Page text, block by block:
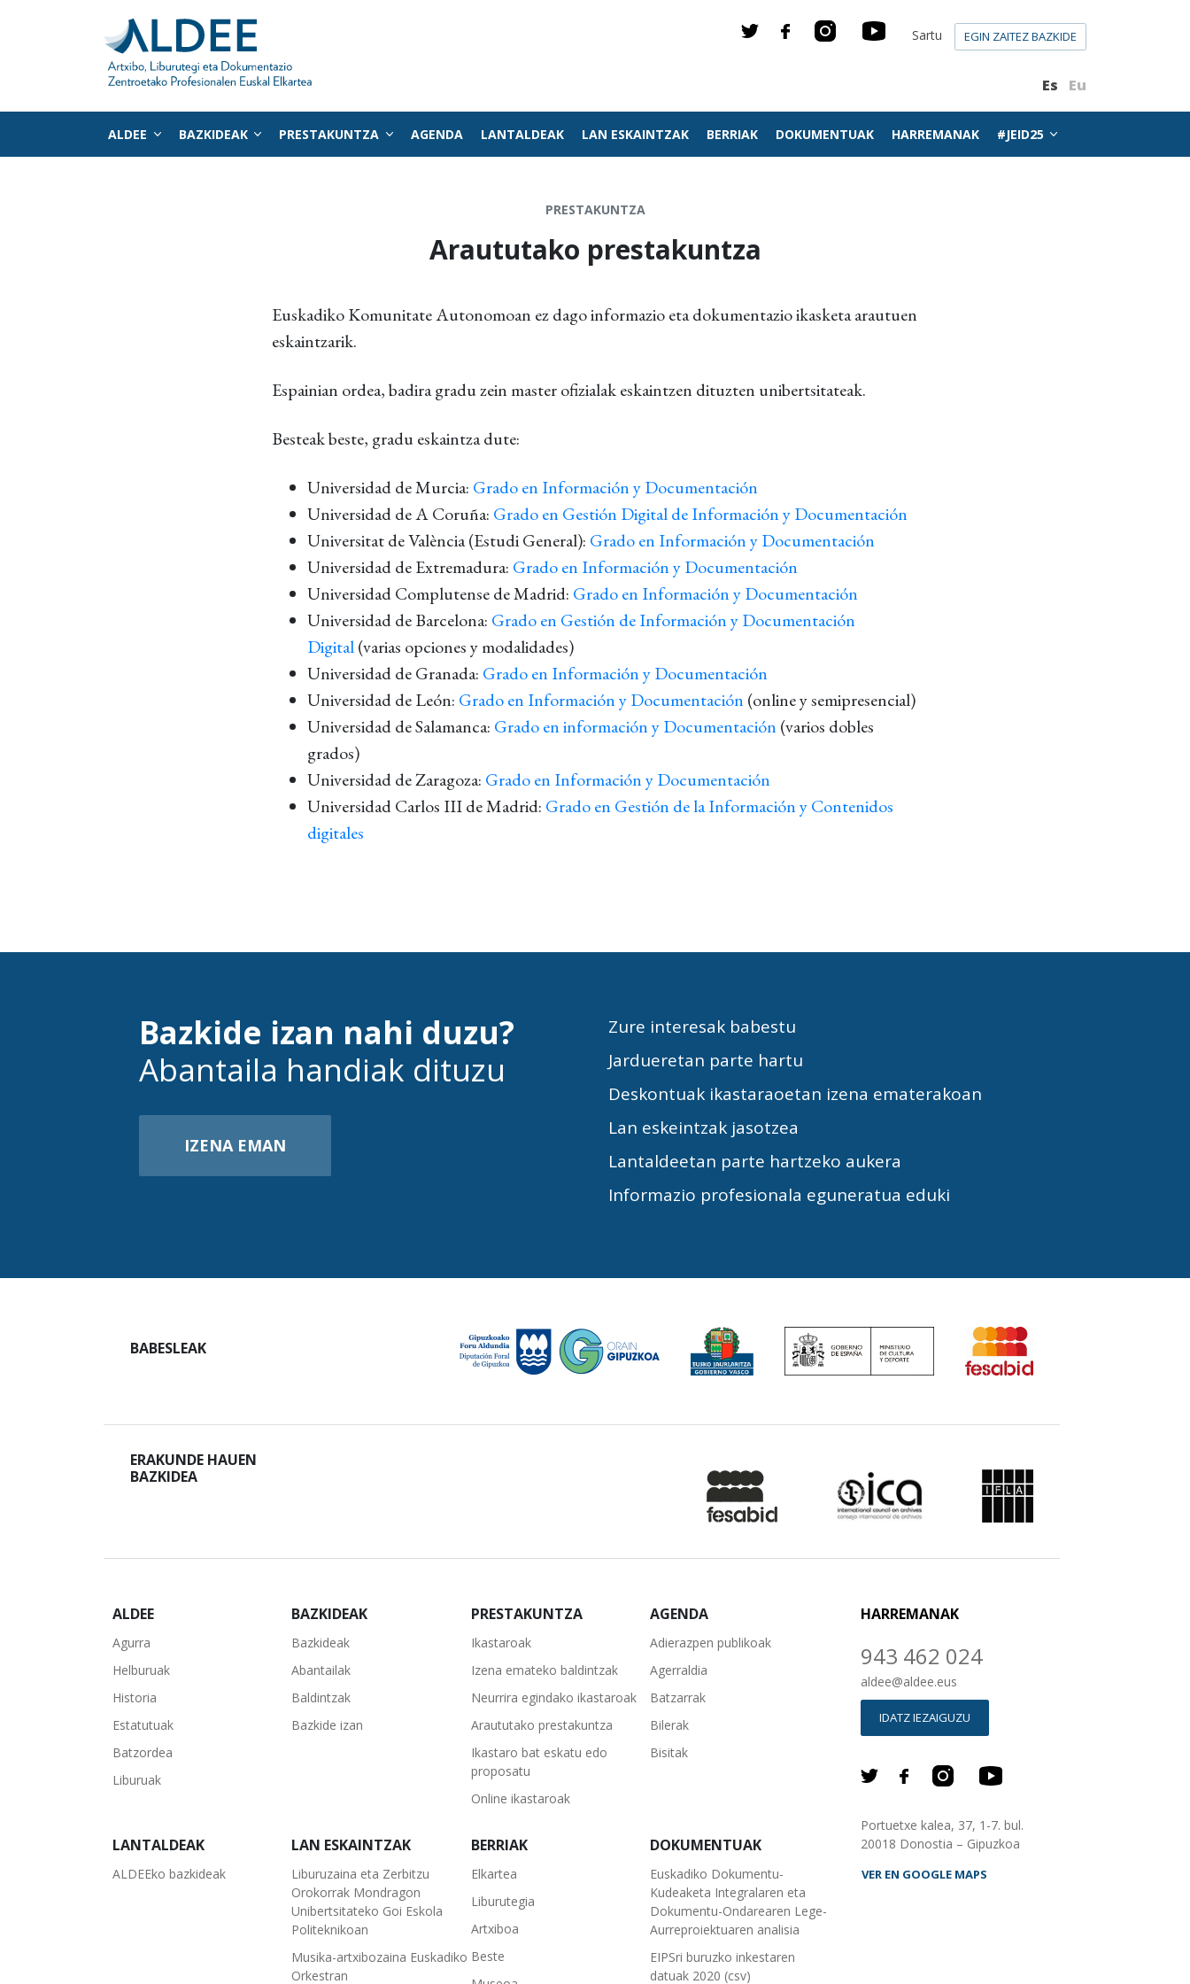
Es Eu
Sartu EGIN ZAITEZ BAZKIDE
ALDEE BAZKIDEAK PRESTAKUNTZA AGENDA LANTALDEAK LAN ESKAINTZAK BERRIAK DOKUMENTUAK HARREMANAK #JEID25
PRESTAKUNTZA
Araututako prestakuntza
Euskadiko Komunitate Autonomoan ez dago informazio eta dokumentazio ikasketa arautuen
eskaintzarik.
Espainian ordea, badira gradu zein master ofizialak eskaintzen dituzten unibertsitateak.
Besteak beste, gradu eskaintza dute:
Universidad de Murcia: Grado en Información y Documentación
Universidad de A Coruña: Grado en Gestión Digital de Información y Documentación
Universitat de València (Estudi General): Grado en Información y Documentación
Universidad de Extremadura: Grado en Información y Documentación
Universidad Complutense de Madrid: Grado en Información y Documentación
Universidad de Barcelona: Grado en Gestión de Información y Documentación
Digital(varias opciones y modalidades)
Universidad de Granada: Grado en Información y Documentación
Universidad de León: Grado en Información y Documentación (online y semipresencial)
Universidad de Salamanca: Grado en información y Documentación (varios dobles
grados)
Universidad de Zaragoza: Grado en Información y Documentación
Universidad Carlos III de Madrid: Grado en Gestión de la Información y Contenidos
digitales
Bazkide izan nahi duzu?
Abantaila handiak dituzu
IZENA EMAN
Zure interesak babestu
Jardueretan parte hartu
Deskontuak ikastaraoetan izena ematerakoan
Lan eskeintzak jasotzea
Lantaldeetan parte hartzeko aukera
Informazio profesionala eguneratua eduki
BABESLEAK
ERAKUNDE HAUEN
BAZKIDEA
ALDEE
Agurra
Helburuak
Historia
Estatutuak
Batzordea
Liburuak
BAZKIDEAK
Bazkideak
Abantailak
Baldintzak
Bazkide izan
PRESTAKUNTZA
Ikastaroak
Izena emateko baldintzak
Neurrira egindako ikastaroak
Araututako prestakuntza
Ikastaro bat eskatu edo
proposatu
Online ikastaroak
AGENDA
Adierazpen publikoak
Agerraldia
Batzarrak
Bilerak
Bisitak
LANTALDEAK
ALDEEko bazkideak
LAN ESKAINTZAK
Liburuzaina eta Zerbitzu
Orokorrak Mondragon
Unibertsitateko Goi Eskola
Politeknikoan
Musika-artxibozaina Euskadiko
Orkestran
BERRIAK
Elkartea
Liburutegia
Artxiboa
Beste
DOKUMENTUAK
Euskadiko Dokumentu-
Kudeaketa Integralaren eta
Dokumentu-Ondarearen Lege-
Aurreproiektuaren analisia
EIPSri buruzko inkestaren
datuak 2020 (csv)
HARREMANAK
943 462 024
aldee@aldee.eus
IDATZ IEZAIGUZU
Portuetxe kalea, 37, 1-7. bul.
20018 Donostia – Gipuzkoa
VER EN GOOGLE MAPS